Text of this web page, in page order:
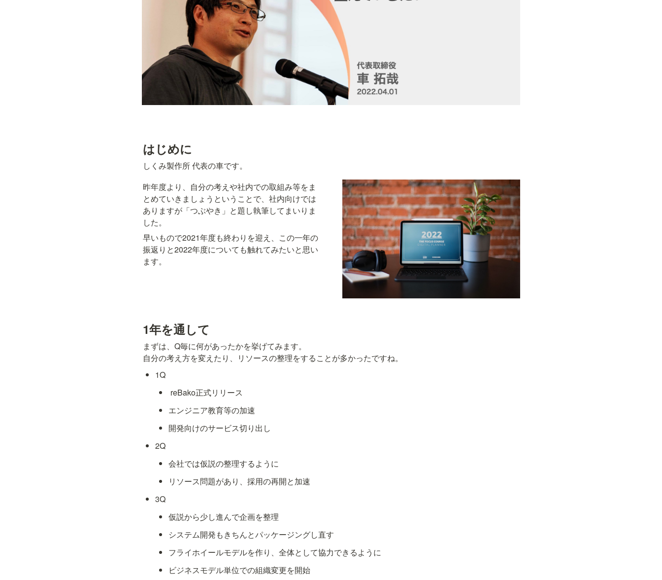
はじめに
しくみ製作所 代表の車です。
昨年度より、自分の考えや社内での取組み等をま
とめていきましょうということで、社内向けでは
ありますが「つぶやき」と題し執筆してまいりま
した。
早いもので2021年度も終わりを迎え、この一年の
振返りと2022年度についても触れてみたいと思い
ます。
1年を通して
まずは、Q毎に何があったかを挙げてみます。
自分の考え方を変えたり、リソースの整理をすることが多かったですね。
1Q
reBako正式リリース
エンジニア教育等の加速
開発向けのサービス切り出し
2Q
会社では仮説の整理するように
リソース問題があり、採用の再開と加速
3Q
仮説から少し進んで企画を整理
システム開発もきちんとパッケージングし直す
フライホイールモデルを作り、全体として協力できるように
ビジネスモデル単位での組織変更を開始